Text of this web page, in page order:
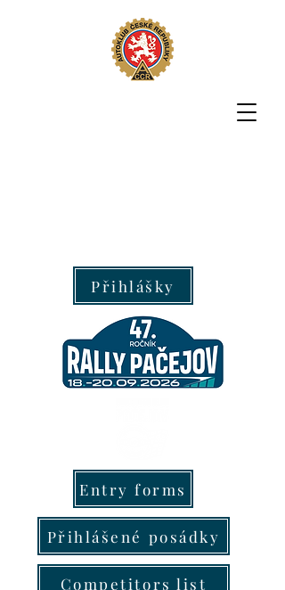
Přihlášky
Entry forms
Přihlášené posádky
Competitors list